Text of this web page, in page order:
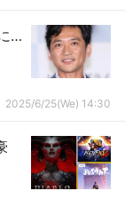
…
2025/6/25(We) 14:30